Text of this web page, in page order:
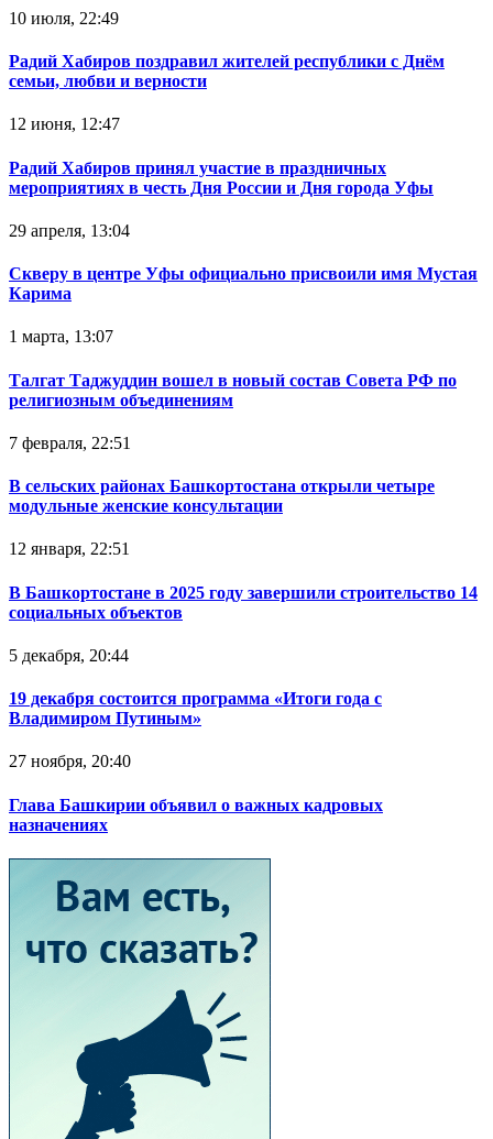
10 июля, 22:49
Радий Хабиров поздравил жителей республики с Днём
семьи, любви и верности
12 июня, 12:47
Радий Хабиров принял участие в праздничных
мероприятиях в честь Дня России и Дня города Уфы
29 апреля, 13:04
Скверу в центре Уфы официально присвоили имя Мустая
Карима
1 марта, 13:07
Талгат Таджуддин вошел в новый состав Совета РФ по
религиозным объединениям
7 февраля, 22:51
В сельских районах Башкортостана открыли четыре
модульные женские консультации
12 января, 22:51
В Башкортостане в 2025 году завершили строительство 14
социальных объектов
5 декабря, 20:44
19 декабря состоится программа «Итоги года с
Владимиром Путиным»
27 ноября, 20:40
Глава Башкирии объявил о важных кадровых
назначениях